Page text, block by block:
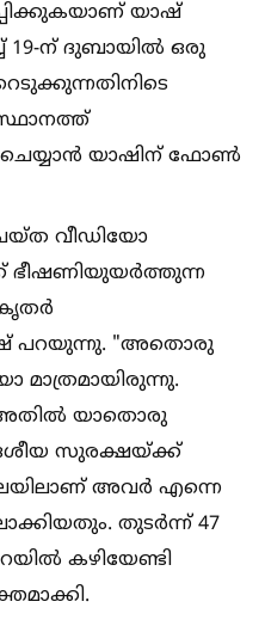
യാഷ്
19-ന് ദുബായില്‍ ഒരു
ചെയ്യാൻ യാഷിന് ഫോണ്‍
വീഡിയോ
ഭീഷണിയുയർത്തുന്ന
പറയുന്നു. "അതൊരു
മാത്രമായിരുന്നു.
യാതൊരു
സുരക്ഷയ്ക്ക്
അവർ എന്നെ
തുടർന്ന് 47
കഴിയേണ്ടി